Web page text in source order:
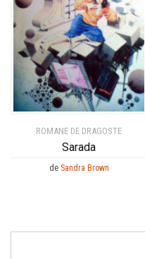
ROMANE DE DRAGOSTE
Sarada
de Sandra Brown